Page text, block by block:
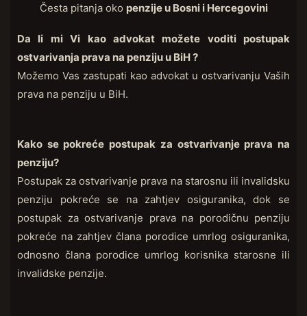
Česta pitanja oko penzije u Bosni i Hercegovini
Da li mi Vi kao advokat možete voditi postupak
ostvarivanja prava na penziju u BiH ?
Možemo Vas zastupati kao advokat u ostvarivanju Vaših
prava na penziju u BiH.
Kako se pokreće postupak za ostvarivanje prava na
penziju?
Postupak za ostvarivanje prava na starosnu ili invalidsku
penziju pokreće se na zahtjev osiguranika, dok se
postupak za ostvarivanje prava na porodičnu penziju
pokreće na zahtjev člana porodice umrlog osiguranika,
odnosno člana porodice umrlog korisnika starosne ili
invalidske penzije.